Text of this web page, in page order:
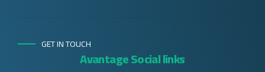
GET IN TOUCH
Avantage Social links